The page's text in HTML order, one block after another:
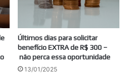
Últimos dias para solicitar
benefício EXTRA de R$ 300 –
não perca essa oportunidade
13/01/2025